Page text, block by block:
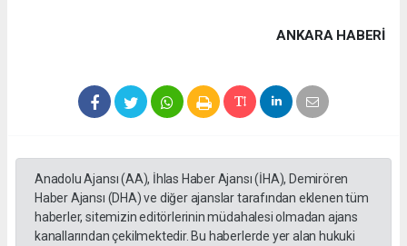
ANKARA HABERİ
Anadolu Ajansı (AA), İhlas Haber Ajansı (İHA), Demirören
Haber Ajansı (DHA) ve diğer ajanslar tarafından eklenen tüm
haberler, sitemizin editörlerinin müdahalesi olmadan ajans
kanallarından çekilmektedir. Bu haberlerde yer alan hukuki